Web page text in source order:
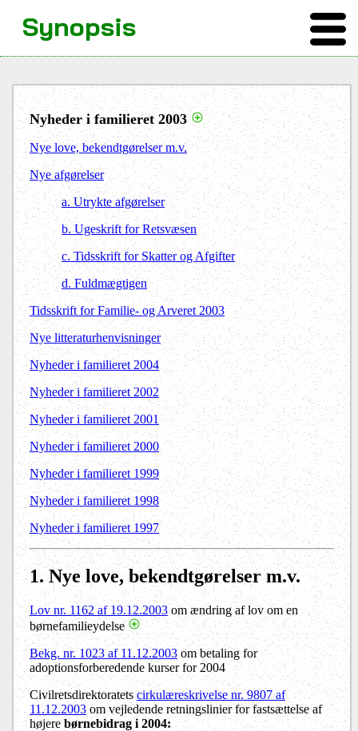
Nyheder i familieret 2003
Nye love, bekendtgørelser m.v.
Nye afgørelser
a. Utrykte afgørelser
b. Ugeskrift for Retsvæsen
c. Tidsskrift for Skatter og Afgifter
d. Fuldmægtigen
Tidsskrift for Familie- og Arveret 2003
Nye litteraturhenvisninger
Nyheder i familieret 2004
Nyheder i familieret 2002
Nyheder i familieret 2001
Nyheder i familieret 2000
Nyheder i familieret 1999
Nyheder i familieret 1998
Nyheder i familieret 1997
1. Nye love, bekendtgørelser m.v.
Lov nr. 1162 af 19.12.2003 om ændring af lov om en
børnefamilieydelse
Bekg. nr. 1023 af 11.12.2003 om betaling for
adoptionsforberedende kurser for 2004
Civilretsdirektoratetscirkulæreskrivelse nr. 9807 af
11.12.2003om vejledende retningslinier for fastsættelse af
højere børnebidrag i 2004:
Synopsis